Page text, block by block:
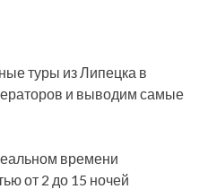
туры из Липецка в
и выводим самые
времени
от 2 до 15 ночей